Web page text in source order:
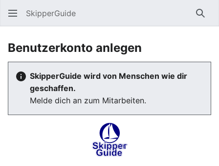
SkipperGuide
Benutzerkonto anlegen
SkipperGuide wird von Menschen wie dir
geschaffen.
Melde dich an zum Mitarbeiten.